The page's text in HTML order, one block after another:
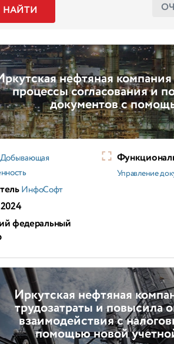
НАЙТИ
нефтяная
процессы согласования и
документов с
Добывающая
ИнфоСофт
федеральный
Управление
Иркутская нефтяная
трудозатраты и повысила
взаимодействия с
помощью новой